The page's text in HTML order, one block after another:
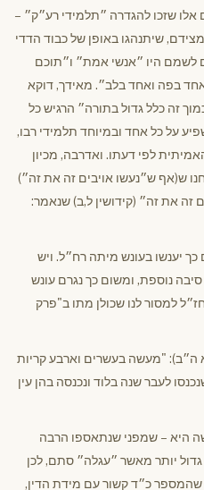
אלו שזכו להגדרה ״תלמידי רע״ק״ –
שיתנהגו באופן של כבוד הדדי
לשמם היו ״אנשי אמת״ ו״תוכם
בפה ואחד בלב״. מאידך, דוקא
זה כלל גדול בתורה״ הרגיש כל
על כל אחד ובמיוחד תלמידי רבו,
לפי דעתו. ואדרבה, מכיון
ש(אף ש״נעשו אויבים זה את זה״)
זה את זה״ (קידושין ל,ב) שנאמר:
יענשו בעונש מיתה רח״ל. ויש
נוספת, ומשום כך נגרם עונש
למסור לנו שכולן מתו ב"פרק
ה״ב): "מעשה בעשרים וארבע קריות
לעבר שנה בלוד ונכנסה בהן עין
היא – שמפני שנתאספו הרבה
יותר מאשר ״עגלה״ סתם, לכן
שהמספר כ״ד קשור עם מידת הדין,